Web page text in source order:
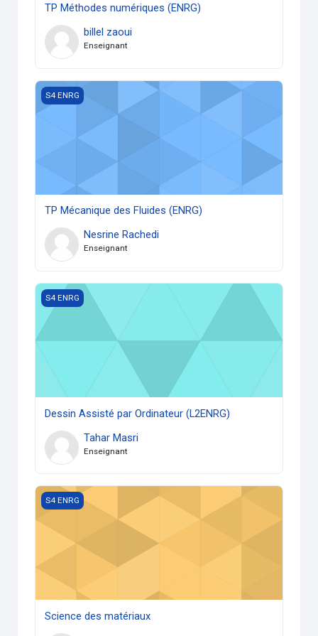
TP Méthodes numériques (ENRG)
billel zaoui
Enseignant
TP Mécanique des Fluides (ENRG)
S4 ENRG
TP Mécanique des Fluides (ENRG)
Nesrine Rachedi
Enseignant
Dessin Assisté par Ordinateur (L2ENRG)
S4 ENRG
Dessin Assisté par Ordinateur (L2ENRG)
Tahar Masri
Enseignant
Science des matériaux
S4 ENRG
Science des matériaux